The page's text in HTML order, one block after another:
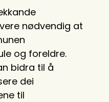
nødvendig at
og foreldre.
bidra til å
dei
til